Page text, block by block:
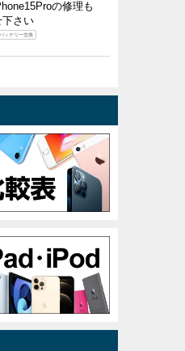
の修理も
下さい
バッテリー交換